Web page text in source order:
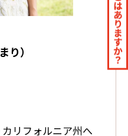
り）
リフォルニア州へ